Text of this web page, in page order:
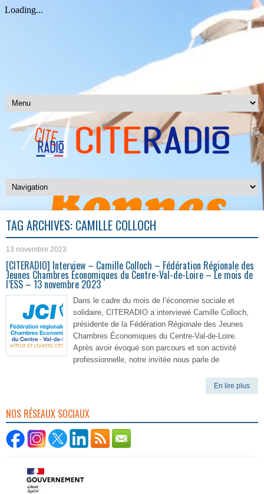
TAG ARCHIVES: CAMILLE COLLOCH
13 novembre 2023
[CITERADIO] Interview – Camille Colloch – Fédération Régionale des
Jeunes Chambres Économiques du Centre-Val-de-Loire – Le mois de
l’ESS – 13 novembre 2023
Dans le cadre du mois de l’économie sociale et
solidaire, CITERADIO a interviewé Camille Colloch,
présidente de la Fédération Régionale des Jeunes
Chambres Économiques du Centre-Val-de-Loire.
Après avoir évoqué son parcours et son activité
professionnelle, notre invitée nous parle de
En lire plus
NOS RÉSEAUX SOCIAUX